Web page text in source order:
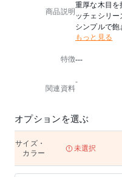
商品説明
重厚な木目を
ッチェシリー
シンプルで
く空間を演出
脚カットは
【1.脚カット
）
もっと見る
特徴---
関連資料
-
オプションを選ぶ
サイズ・
カラー
未選択